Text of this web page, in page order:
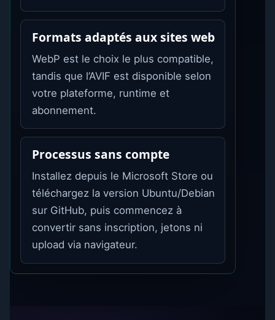
Formats adaptés aux sites web
WebP est le choix le plus compatible,
tandis que l’AVIF est disponible selon
votre plateforme, runtime et
abonnement.
Processus sans compte
Installez depuis le Microsoft Store ou
téléchargez la version Ubuntu/Debian
sur GitHub, puis commencez à
convertir sans inscription, jetons ni
upload via navigateur.